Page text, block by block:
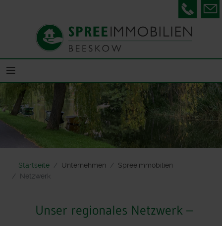
Telefon
Startseite Unternehmen
Spreeimmobilien
Netzwerk
Unser regionales Netzwerk –